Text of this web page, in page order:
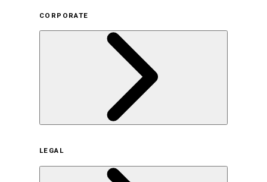
CORPORATE
サステナビリティの取り組み（日本）
サステナビリティの取り組み（米国/英語）
LEGAL